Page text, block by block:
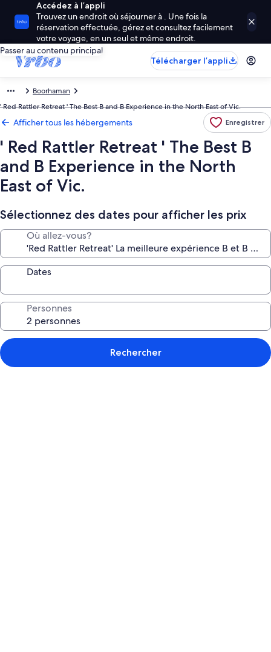
Accédez à l’appli
Trouvez un endroit où séjourner à . Une fois la
réservation effectuée, gérez et consultez facilement
votre voyage, en un seul et même endroit.
Passer au contenu principal
Télécharger l’appli
Boorhaman
' Red Rattler Retreat ' The Best B and B Experience in the North East of Vic.
Afficher tous les hébergements Enregistrer
' Red Rattler Retreat ' The Best B
and B Experience in the North
East of Vic.
Sélectionnez des dates pour afficher les prix
Où allez-vous?
Dates
Personnes
Rechercher